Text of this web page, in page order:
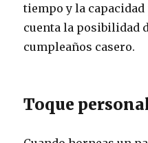
tiempo y la
cuenta la posibilidad
cumpleaños casero.
Toque